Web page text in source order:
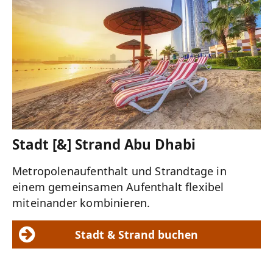
Stadt [&] Strand Abu Dhabi
Metropolenaufenthalt und Strandtage in
einem gemeinsamen Aufenthalt flexibel
miteinander kombinieren.
Stadt & Strand buchen